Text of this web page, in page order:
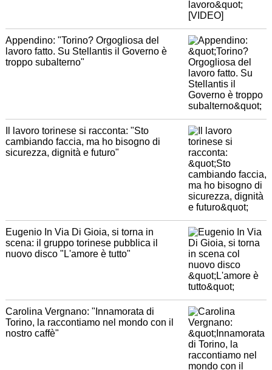
Appendino: "Torino? Orgogliosa del
lavoro fatto. Su Stellantis il Governo è
troppo subalterno"
Il lavoro torinese si racconta: "Sto
cambiando faccia, ma ho bisogno di
sicurezza, dignità e futuro"
Eugenio In Via Di Gioia, si torna in
scena: il gruppo torinese pubblica il
nuovo disco "L'amore è tutto"
Carolina Vergnano: "Innamorata di
Torino, la raccontiamo nel mondo con il
nostro caffè"